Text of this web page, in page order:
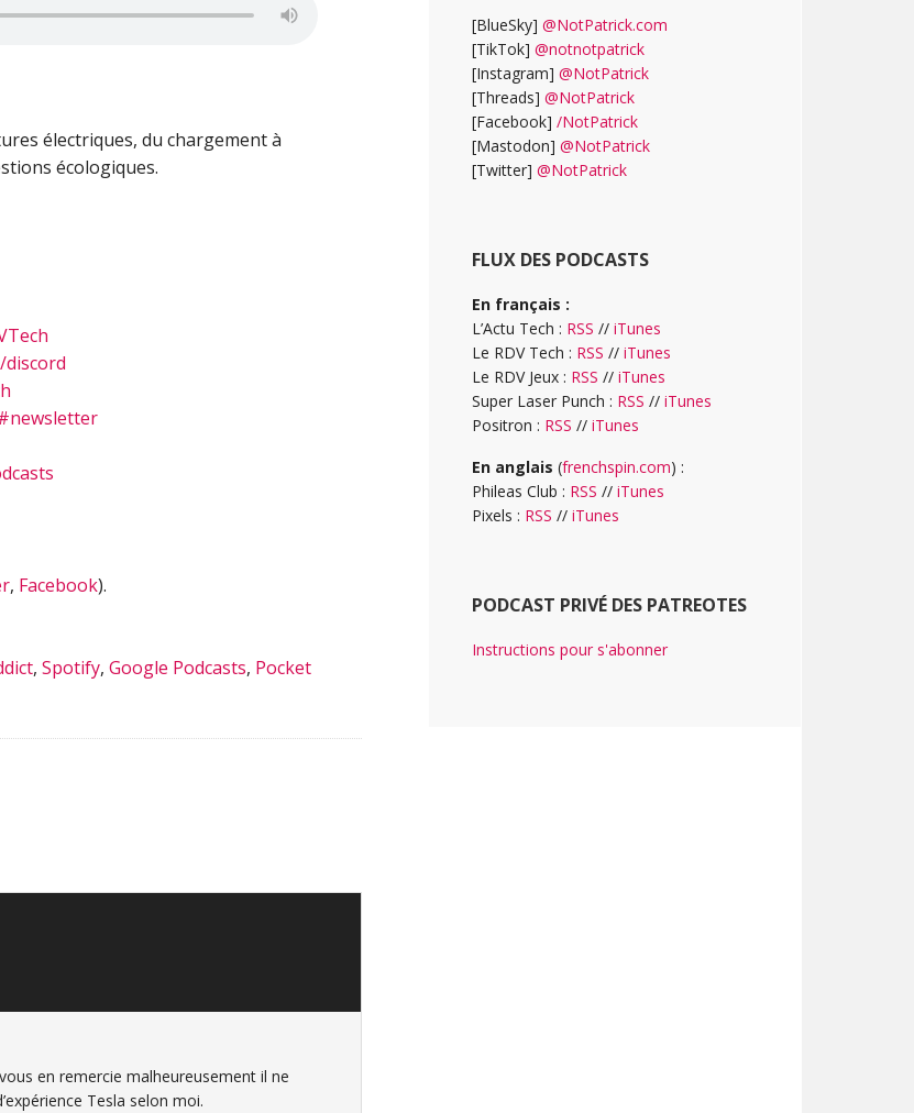
électriques, du chargement à
écologiques.
discord
, Facebook).
, Spotify, Google Podcasts, Pocket
en remercie malheureusement il ne
Tesla selon moi.
[BlueSky] @NotPatrick.com
[TikTok] @notnotpatrick
[Instagram] @NotPatrick
[Threads] @NotPatrick
[Facebook] /NotPatrick
[Mastodon] @NotPatrick
[Twitter] @NotPatrick
FLUX DES PODCASTS
En français :
L’Actu Tech : RSS // iTunes
Le RDV Tech : RSS // iTunes
Le RDV Jeux : RSS // iTunes
Super Laser Punch : RSS // iTunes
Positron : RSS // iTunes
En anglais (frenchspin.com) :
Phileas Club : RSS // iTunes
Pixels : RSS // iTunes
PODCAST PRIVÉ DES PATREOTES
Instructions pour s'abonner